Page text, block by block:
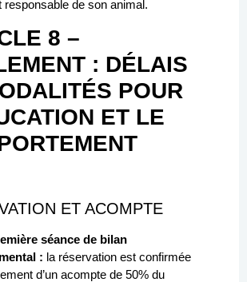
responsable de son animal.
8 –
: DÉLAIS
POUR
ET LE
ET ACOMPTE
séance de bilan
: la réservation est confirmée
d’un acompte de 50% du